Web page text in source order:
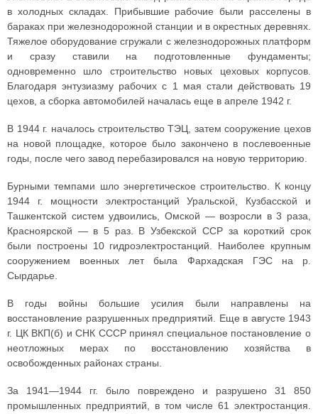
в холодных складах. Прибывшие рабочие были расселены в
бараках при железнодорожной станции и в окрестных деревнях.
Тяжелое оборудование сгружали с железнодорожных платформ
и сразу ставили на подготовленные фундаменты;
одновременно шло строительство новых цеховых корпусов.
Благодаря энтузиазму рабочих с 1 мая стали действовать 19
цехов, а сборка автомобилей началась еще в апреле 1942 г.
В 1944 г. началось строительство ТЭЦ, затем сооружение цехов
на новой площадке, которое было закончено в послевоенные
годы, после чего завод перебазировался на новую территорию.
Бурными темпами шло энергетическое строительство. К концу
1944 г. мощности электростанций Уральской, Кузбасской и
Ташкентской систем удвоились, Омской — возросли в 3 раза,
Красноярской — в 5 раз. В Узбекской ССР за короткий срок
были построены 10 гидроэлектростанций. Наиболее крупным
сооружением военных лет была Фархадская ГЭС на р.
Сырдарье.
В годы войны большие усилия были направлены на
восстановление разрушенных предприятий. Еще в августе 1943
г. ЦК ВКП(б) и СНК СССР принял специальное постановление о
неотложных мерах по восстановлению хозяйства в
освобожденных районах страны.
За 1941—1944 гг. было повреждено и разрушено 31 850
промышленных предприятий, в том числе 61 электростанция.